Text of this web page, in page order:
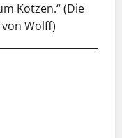
Kotzen.“ (Die
Wolff)